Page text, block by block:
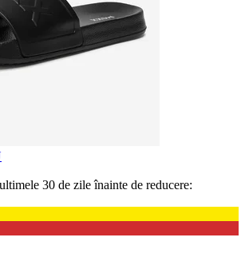
30 de zile înainte de reducere: